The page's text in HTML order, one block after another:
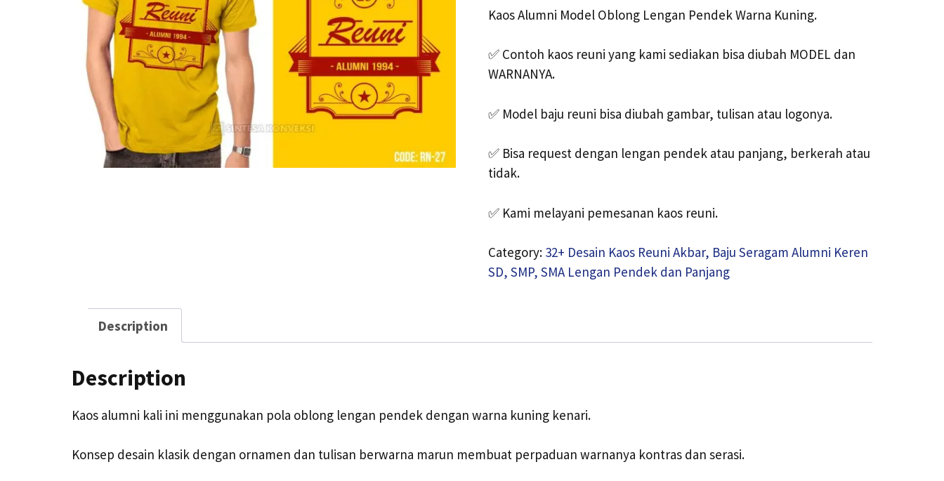
Kaos Alumni Model Oblong Lengan Pendek Warna Kuning.
✅Contoh kaos reuni yang kami sediakan bisa diubah MODEL dan
WARNANYA.
✅Model baju reuni bisa diubah gambar, tulisan atau logonya.
✅Bisa request dengan lengan pendek atau panjang, berkerah atau
tidak.
✅Kami melayani pemesanan kaos reuni.
Category: 32+ Desain Kaos Reuni Akbar, Baju Seragam Alumni Keren
SD, SMP, SMA Lengan Pendek dan Panjang
Description
Description
Kaos alumni kali ini menggunakan pola oblong lengan pendek dengan warna kuning kenari.
Konsep desain klasik dengan ornamen dan tulisan berwarna marun membuat perpaduan warnanya kontras dan serasi.